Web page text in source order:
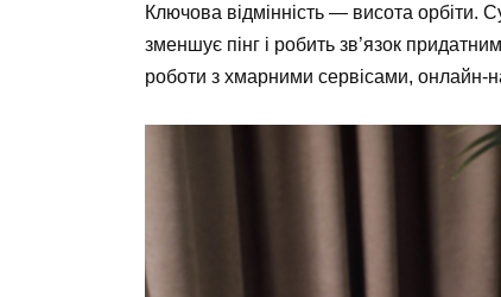
Ключова відмінність — висота орбіти.
зменшує пінг і робить зв’язок
роботи з хмарними сервісами, онлайн-